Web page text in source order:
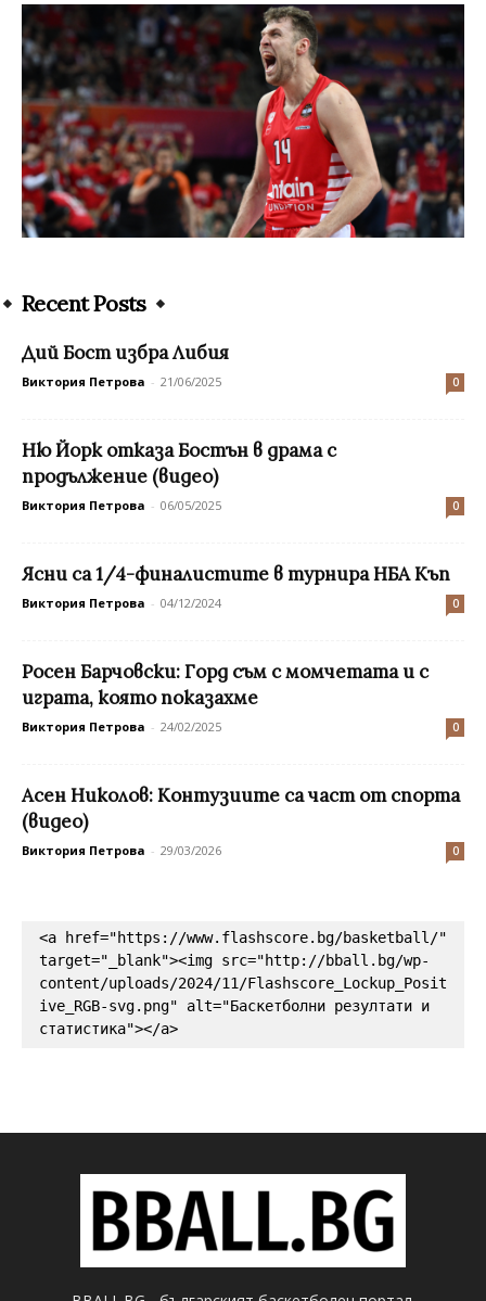
Recent Posts
Дий Бост избра Либия
Виктория Петрова - 21/06/2025 0
Ню Йорк отказа Бостън в драма с
продължение (видео)
Виктория Петрова - 06/05/2025 0
Ясни са 1/4-финалистите в турнира НБА Къп
Виктория Петрова - 04/12/2024 0
Росен Барчовски: Горд съм с момчетата и с
играта, която показахме
Виктория Петрова - 24/02/2025 0
Асен Николов: Контузиите са част от спорта
(видео)
Виктория Петрова - 29/03/2026 0
<a href="https://www.flashscore.bg/basketball/"
target="_blank"><img src="http://bball.bg/wp-
content/uploads/2024/11/Flashscore_Lockup_Posit
ive_RGB-svg.png" alt="Баскетболни резултати и
статистика"></a>